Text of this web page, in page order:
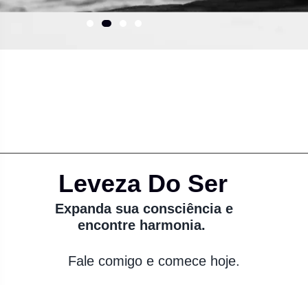
Leveza Do Ser
Expanda sua consciência e
encontre harmonia.
Fale comigo e comece hoje.